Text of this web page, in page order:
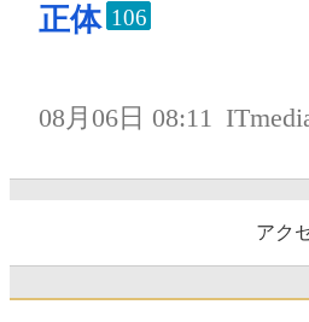
正体 106
08月06日 08:11
アク